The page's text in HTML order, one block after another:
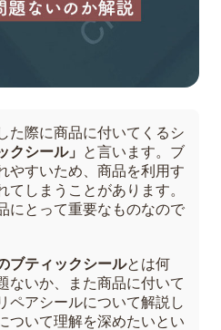
た際に商品に付いてくるシ
クシール」 と言います。ブ
やすいため、商品を利用す
てしまうことがあります。
にとって重要なものなので
ブティックシールとは何
ないか、また商品に付いて
ペアシールについて解説し
ついて理解を深めたいとい